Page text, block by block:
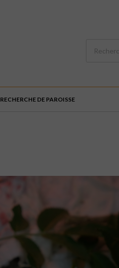
RECHERCHE DE PAROISSE